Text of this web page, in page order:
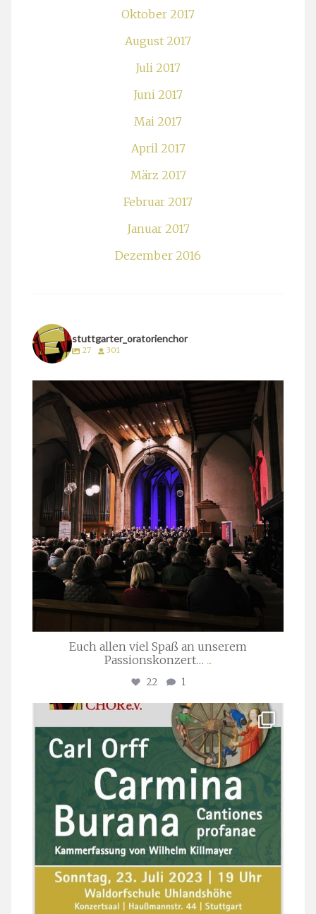
Oktober 2017
August 2017
Juli 2017
Juni 2017
Mai 2017
April 2017
März 2017
Februar 2017
Januar 2017
Dezember 2016
stuttgarter_oratorienchor
27 301
stuttgarter_oratorienchor
März 24
Euch allen viel Spaß an unserem
Passionskonzert… ...
22 1
stuttgarter_oratorienchor
Juli 22